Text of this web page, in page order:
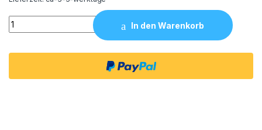
Kinderteppich 120x120 quantity
In den Warenkorb